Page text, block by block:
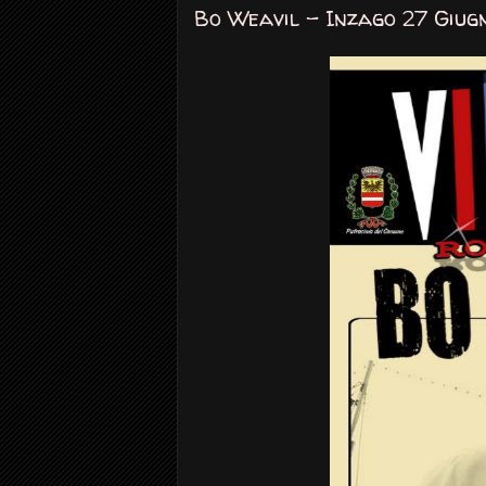
Bo Weavil - Inzago 27